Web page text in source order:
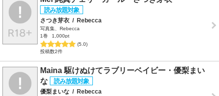
さつき芽衣 / Rebecca
写真集、Rebecca
1巻
1,000pt
(5.0)
投稿数2件
Maina 駆けぬけてラブリーベイビー・優梨まい
な
優梨まいな / Rebecca